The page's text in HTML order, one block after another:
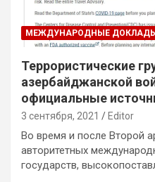
МЕЖДУНАРОДНЫЕ
Террористические
азербайджанской
официальные
3 сентября, 2021 Editor
Во время и после Второй
авторитетных
государств,